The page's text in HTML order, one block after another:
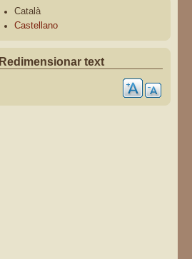
Català
Castellano
Redimensionar text